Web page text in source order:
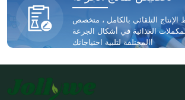
التلقائي بالكامل ، متخصص
الغذائية في أشكال الجرعة
المختلفة لتلبية احتياجاتك!